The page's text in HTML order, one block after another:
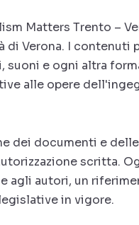
Matters Trento –
di Verona. I
suoni e ogni altra
alle opere
dei documenti e
scritta.
agli autori, un
in vigore.